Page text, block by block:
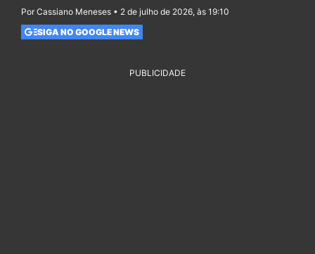
Por Cassiano Meneses • 2 de julho de 2026, às 19:10
SIGA NO GOOGLE NEWS
PUBLICIDADE